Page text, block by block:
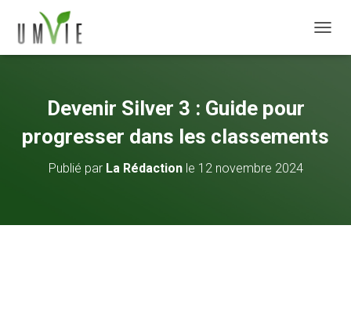
Devenir Silver 3 : Guide pour
progresser dans les classements
Publié par La Rédactionle 12 novembre 2024